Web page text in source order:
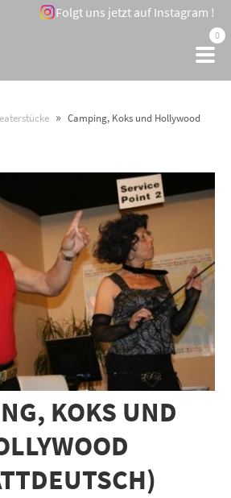
Folgt uns jetzt auf Instagram !
0
» Camping, Koks und Hollywood
KOKS UND